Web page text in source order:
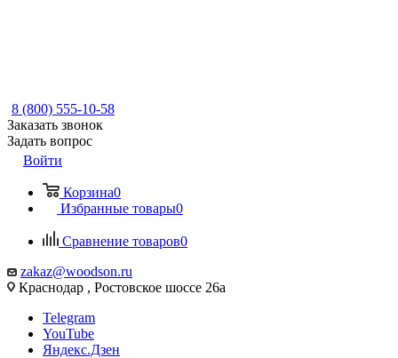
8 (800) 555-10-58
Заказать звонок
Задать вопрос
Войти
Корзина0
Избранные товары0
Сравнение товаров0
zakaz@woodson.ru
Краснодар , Ростовское шоссе 26а
Telegram
YouTube
Яндекс.Дзен